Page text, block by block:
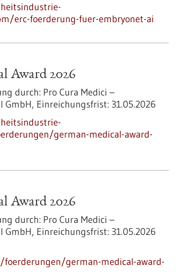
erc-foerderung-fuer-embryonet-ai
Award 2026
durch: Pro Cura Medici –
GmbH, Einreichungsfrist: 31.05.2026
german-medical-award-
Award 2026
durch: Pro Cura Medici –
GmbH, Einreichungsfrist: 31.05.2026
german-medical-award-